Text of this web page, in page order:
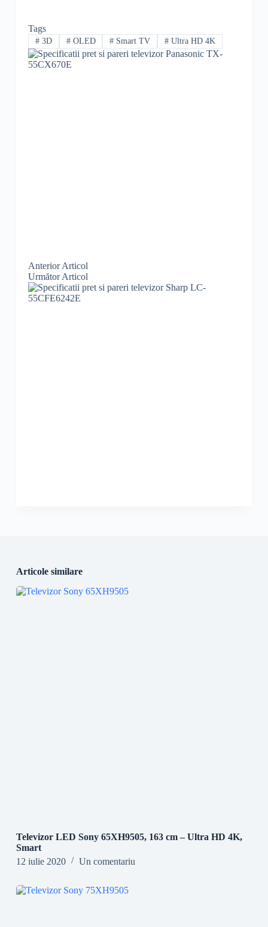
Tags
#3D #OLED # Smart TV # Ultra HD 4K
AnteriorArticol
UrmătorArticol
Articole similare
Televizor LED Sony 65XH9505, 163 cm – Ultra HD 4K,
Smart
12 iulie 2020
Un comentariu